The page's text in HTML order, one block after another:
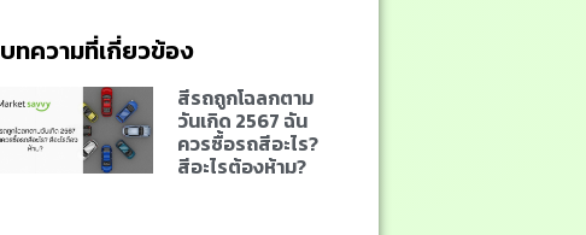
บทความที่เกี่ยวข้อง
สีรถถูกโฉลกตาม
วันเกิด 2567 ฉัน
ควรซื้อรถสีอะไร?
สีอะไรต้องห้าม?